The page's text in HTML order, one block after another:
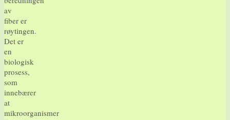
av
fiber er
røytingen.
Det er
en
biologisk
prosess,
som
innebærer
at
mikroorganismer